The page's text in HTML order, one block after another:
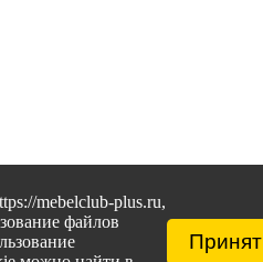
mebelclub-plus.ru,
файлов